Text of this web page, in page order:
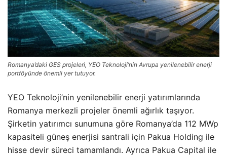
Romanya’daki GES projeleri, YEO Teknoloji’nin Avrupa yenilenebilir enerji
portföyünde önemli yer tutuyor.
YEO Teknoloji’nin yenilenebilir enerji yatırımlarında
Romanya merkezli projeler önemli ağırlık taşıyor.
Şirketin yatırımcı sunumuna göre Romanya’da 112 MWp
kapasiteli güneş enerjisi santrali için Pakua Holding ile
hisse devir süreci tamamlandı. Ayrıca Pakua Capital ile